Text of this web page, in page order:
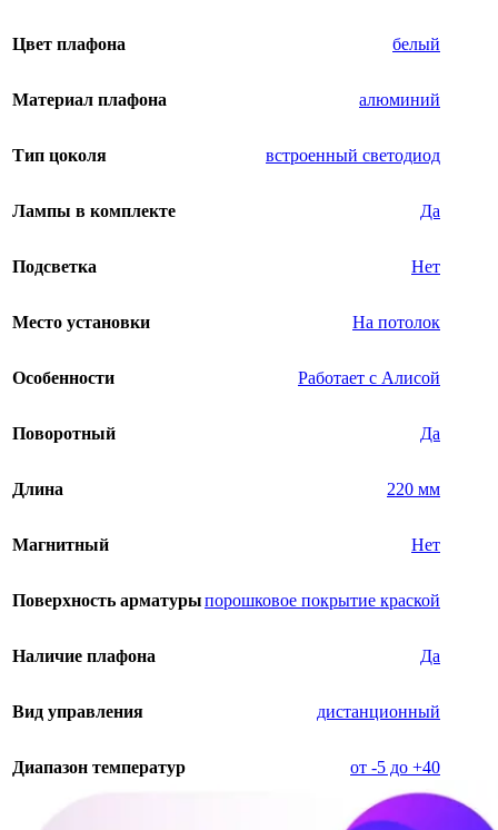
Цвет плафона белый
Материал плафона алюминий
Тип цоколя встроенный светодиод
Лампы в комплекте Да
Подсветка Нет
Место установки На потолок
Особенности Работает с Алисой
Поворотный Да
Длина 220 мм
Магнитный Нет
Поверхность арматурыпорошковое покрытие краской
Наличие плафона Да
Вид управления дистанционный
Диапазон температур от -5 до +40